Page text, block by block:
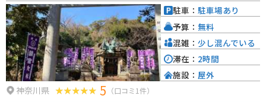
神奈川県 5 （口コミ1件）
駐車： 駐車場あり
予算： 無料
混雑： 少し混んでいる
滞在： 2時間
施設： 屋外